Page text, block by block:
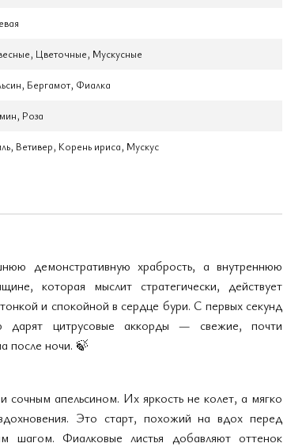
Цветочные, Мускусные
Бергамот, Фиалка
Роза
Ветивер, Корень ириса, Мускус
демонстративную храбрость, а внутреннюю
которая мыслит стратегически, действует
и спокойной в сердце бури. С первых секунд
дарят цитрусовые аккорды — свежие, почти
после ночи. 🍃
сочным апельсином. Их яркость не колет, а мягко
Это старт, похожий на вдох перед
шагом. Фиалковые листья добавляют оттенок